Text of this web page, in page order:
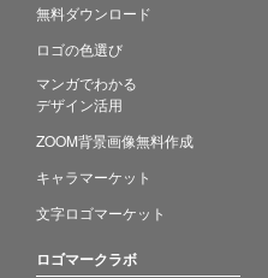
無料ダウンロード
ロゴの色選び
マンガでわかる
デザイン活用
ZOOM背景画像無料作成
キャラマーケット
文字ロゴマーケット
ロゴマークラボ